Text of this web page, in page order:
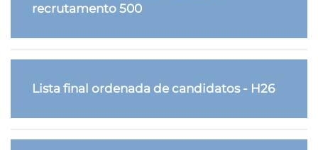
recrutamento 500
Lista final ordenada de candidatos - H26